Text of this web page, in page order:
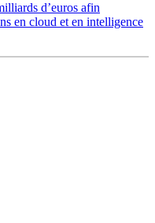
d’euros afin
en cloud et en intelligence